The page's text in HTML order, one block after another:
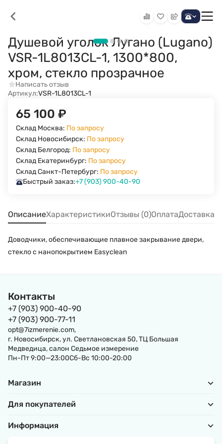
Душевой уголок Лугано (Lugano)
VSR-1L8013CL-1, 1300*800,
хром, стекло прозрачное
Написать отзыв
Артикул:VSR-1L8013CL-1
65 100 ₽
Склад Москва: По запросу
Склад Новосибирск: По запросу
Склад Белгород: По запросу
Склад Екатеринбург: По запросу
Склад Санкт-Петербург: По запросу
Быстрый заказ:+7 (903) 900-40-90
ОписаниеХарактеристикиОтзывы (0)ОплатаДоставка
Доводчики, обеспечивающие плавное закрывание двери,
стекло с нанопокрытием Easyclean
Контакты
+7 (903) 900-40-90
+7 (903) 900-77-11
opt@7izmerenie.com,
г. Новосибирск, ул. Светлановская 50, ТЦ Большая
Медведица, салон Седьмое измерение
Пн-Пт 9:00—23:00Сб-Вс 10:00-20:00
Магазин
Для покупателей
Информация